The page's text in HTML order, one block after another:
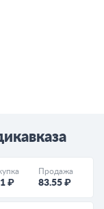
₽
Продажа
83.55 ₽